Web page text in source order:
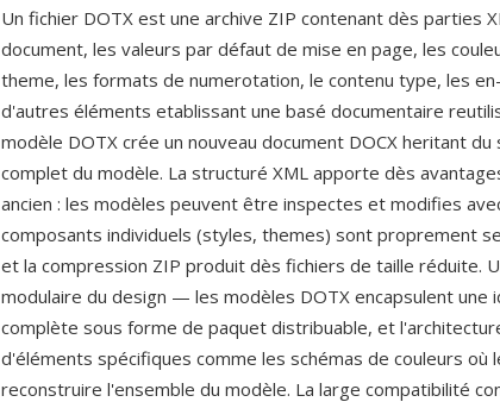
Un fichier DOTX est une archive ZIP contenant dès parties
document, les valeurs par défaut de mise en page, les
theme, les formats de numerotation, le contenu type, les
d'autres éléments etablissant une basé documentaire
modèle DOTX crée un nouveau document DOCX heritant
complet du modèle. La structuré XML apporte dès
ancien : les modèles peuvent être inspectes et modifies
composants individuels (styles, themes) sont proprement
et la compression ZIP produit dès fichiers de taille réduite.
modulaire du design — les modèles DOTX encapsulent une
complète sous forme de paquet distribuable, et
d'éléments spécifiques comme les schémas de couleurs où
reconstruire l'ensemble du modèle. La large compatibilité